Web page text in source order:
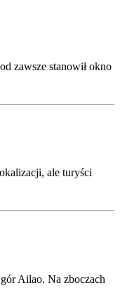
zawsze stanowił okno
ale turyści
Ailao. Na zboczach